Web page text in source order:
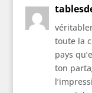
toute la
pays
ton